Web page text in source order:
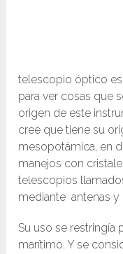
telescopio óptico
para ver cosas que
origen de este
cree que tiene su
mesopotámica, en
manejos con
telescopios
mediante antenas y
Su uso se restringía
marítimo. Y se